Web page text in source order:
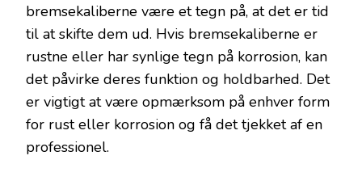
bremsekaliberne være et tegn på, at det er tid
til at skifte dem ud. Hvis bremsekaliberne er
rustne eller har synlige tegn på korrosion, kan
det påvirke deres funktion og holdbarhed. Det
er vigtigt at være opmærksom på enhver form
for rust eller korrosion og få det tjekket af en
professionel.